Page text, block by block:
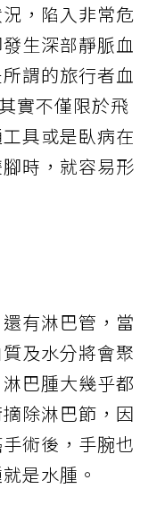
，陷入非常危
生深部靜脈血
謂的旅行者血
實不僅限於飛
具或是臥病在
時，就容易形
有淋巴管，當
及水分將會聚
巴腫大幾乎都
除淋巴節，因
術後，手腕也
是水腫。